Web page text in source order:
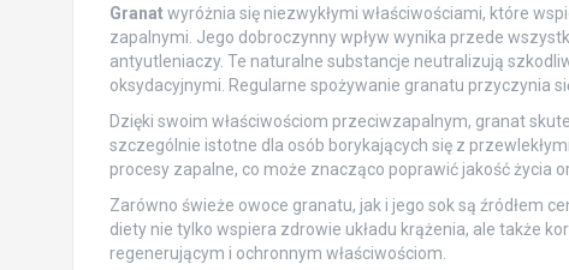
Granatwyróżnia się niezwykłymi właściwościami, które
zapalnymi. Jego dobroczynny wpływ wynika przede
antyutleniaczy. Te naturalne substancje neutralizują
oksydacyjnymi. Regularne spożywanie granatu przyczynia
Dzięki swoim właściwościom przeciwzapalnym, granat
szczególnie istotne dla osób borykających się z
procesy zapalne, co może znacząco poprawić jakość życia
Zarówno świeże owoce granatu, jak i jego sok są źródłem
diety nie tylko wspiera zdrowie układu krążenia, ale także
regenerującym i ochronnym właściwościom.